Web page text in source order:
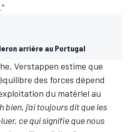
arrière au Portugal
Verstappen estime que
des forces dépend
du matériel au
bien, j'ai toujours dit que les
ce qui signifie que nous